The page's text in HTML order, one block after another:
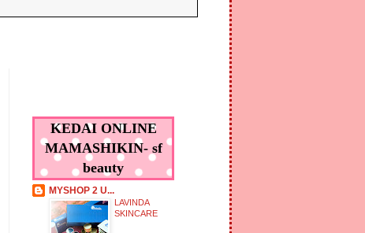
KEDAI ONLINE
MAMASHIKIN- sf
beauty
MYSHOP 2 U...
LAVINDA
SKINCARE